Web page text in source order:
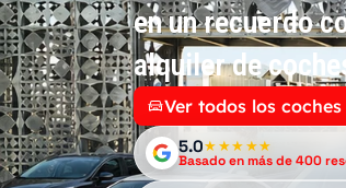
en un recuerdo
alquiler de
Ver todos los coches
5.0★★★★★
Basado en más de 400